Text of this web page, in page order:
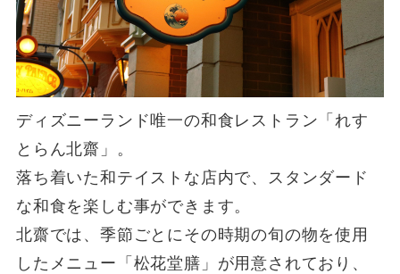
ディズニーランド唯一の和食レストラン「れす
とらん北齋」。
落ち着いた和テイストな店内で、スタンダード
な和食を楽しむ事ができます。
北齋では、季節ごとにその時期の旬の物を使用
したメニュー「松花堂膳」が用意されており、